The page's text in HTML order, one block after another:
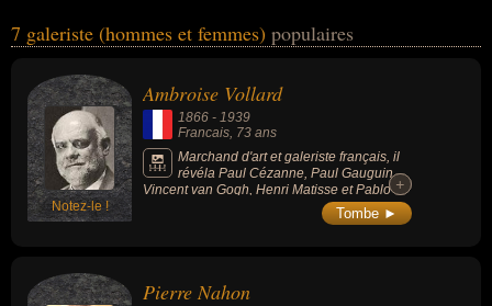
peuvent avoir des liens variés dans les domaines de l'art, du
l'histoire. Ces célébrités peuvent également avoir été artiste,
commerçant, écrivain, éditeur, homme d'affaire, collectionneur,
critique, décorateur, historien, historien de l'art, journaliste,
scientifique, homme riche, milliardaire ou philanthrope. En ce qui
concerne leurs nationalités au moment de leurs morts, ils peuvent
avoir été francais, anglais ou américain par exemple.
7 galeriste (hommes et femmes) populaires
Notez-le !
Ambroise Vollard
1866 - 1939
Francais, 73 ans
Marchand d'art et galeriste français, il
révéla Paul Cézanne, Paul Gauguin,
Vincent van Gogh, Henri Matisse et Pablo
Picasso. Avant-gardiste en matière d'art
moderne, il se lia d'amitié avec les plus
+
+
Tombe ►
Pierre Nahon